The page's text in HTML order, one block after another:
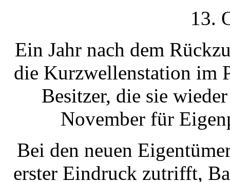
13.
Ein Jahr nach dem
die Kurzwellenstation im
Besitzer, die sie
November für
Bei den neuen
erster Eindruck zutrifft,